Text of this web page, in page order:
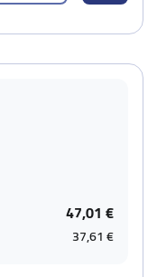
47,01 €
37,61 €